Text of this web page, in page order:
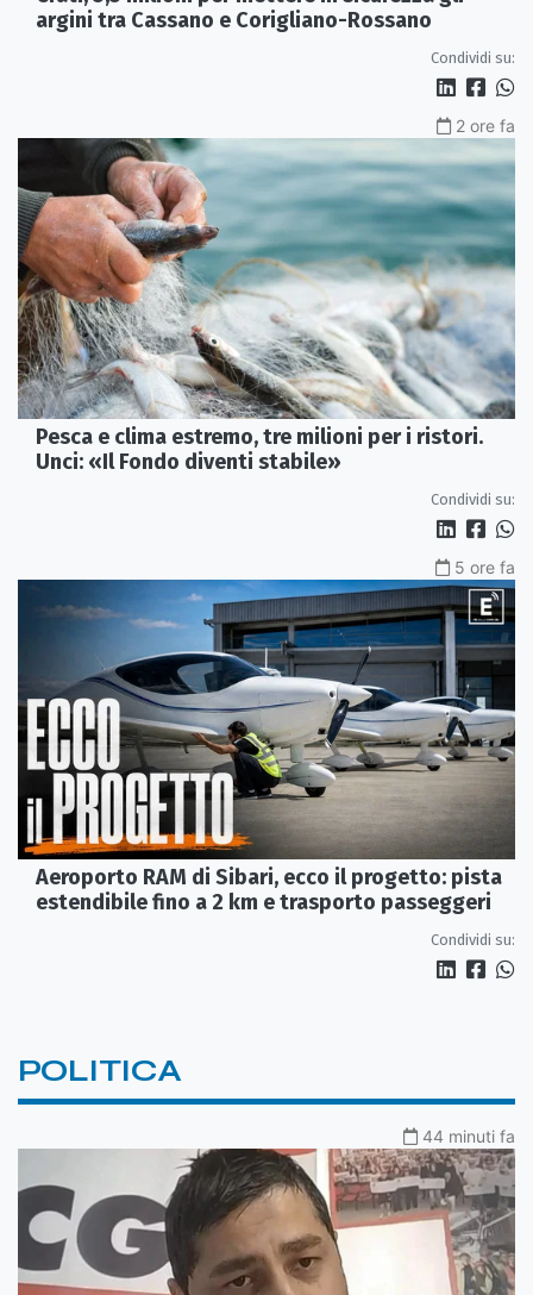
argini tra Cassano e Corigliano-Rossano
Condividi su:
2 ore fa
Pesca e clima estremo, tre milioni per i ristori.
Unci: «Il Fondo diventi stabile»
Condividi su:
5 ore fa
Aeroporto RAM di Sibari, ecco il progetto: pista
estendibile fino a 2 km e trasporto passeggeri
Condividi su:
POLITICA
44 minuti fa